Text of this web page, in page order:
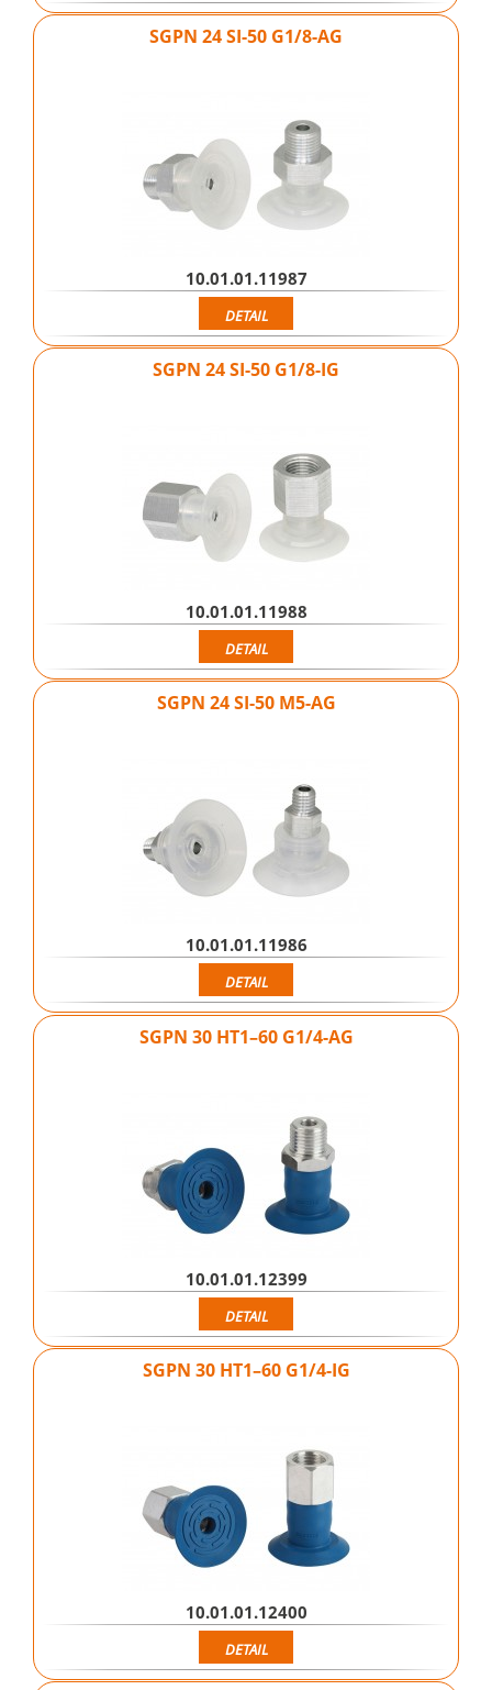
SGPN 24 SI-50 G1/8-AG
10.01.01.11987
DETAIL
SGPN 24 SI-50 G1/8-IG
10.01.01.11988
DETAIL
SGPN 24 SI-50 M5-AG
10.01.01.11986
DETAIL
SGPN 30 HT1–60 G1/4-AG
10.01.01.12399
DETAIL
SGPN 30 HT1–60 G1/4-IG
10.01.01.12400
DETAIL